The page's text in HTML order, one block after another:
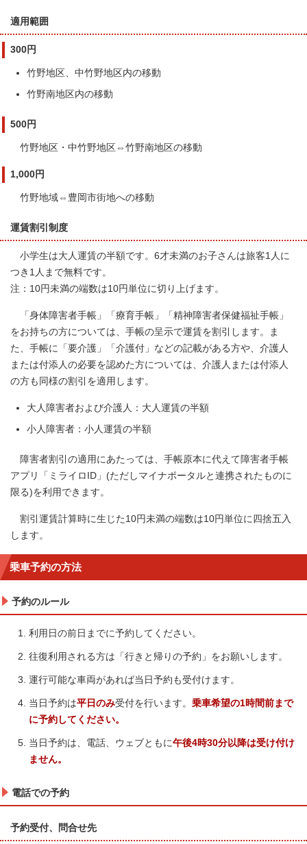
適用範囲
300円
竹野地区、中竹野地区内の移動
竹野南地区内の移動
500円
竹野地区・中竹野地区⇔竹野南地区の移動
1,000円
竹野地域⇔豊岡市街地への移動
運賃割引制度
小学生は大人運賃の半額です。6才未満のお子さんは旅客1人に
つき1人まで無料です。
注：10円未満の端数は10円単位に切り上げます。
「身体障害者手帳」「療育手帳」「精神障害者保健福祉手帳」
をお持ちの方については、手帳の呈示で運賃を割引します。ま
た、手帳に「要介護」「介護付」などの記載がある方や、介護人
または付添人の必要を認めた方については、介護人または付添人
の方も同様の割引を適用します。
大人障害者および介護人：大人運賃の半額
小人障害者：小人運賃の半額
障害者割引の適用にあたっては、手帳原本に代えて障害者手帳
アプリ「ミライロID」(ただしマイナポータルと連携されたものに
限る)を利用できます。
割引運賃計算時に生じた10円未満の端数は10円単位に四捨五入
します。
乗車予約の方法
予約のルール
利用日の前日までに予約してください。
往復利用される方は「行きと帰りの予約」をお願いします。
運行可能な車両があれば当日予約も受付けます。
当日予約は平日のみ受付を行います。 乗車希望の1時間前まで
に予約してください。
当日予約は、電話、ウェブともに午後4時30分以降は受け付け
ません。
電話での予約
予約受付、問合せ先